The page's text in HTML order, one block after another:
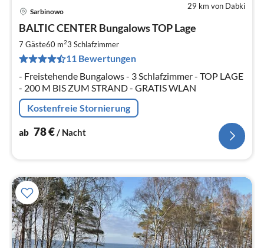
29 km von Dabki
Sarbinowo
BALTIC CENTER Bungalows TOP Lage
7 Gäste60 m23 Schlafzimmer
11 Bewertungen
- Freistehende Bungalows - 3 Schlafzimmer - TOP LAGE
- 200 M BIS ZUM STRAND - GRATIS WLAN
Kostenfreie Stornierung
ab 78€/ Nacht